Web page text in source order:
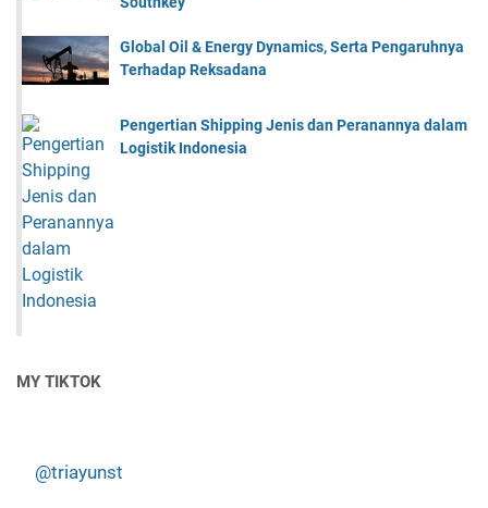
Global Oil & Energy Dynamics, Serta Pengaruhnya
Terhadap Reksadana
Pengertian Shipping Jenis dan Peranannya dalam
Logistik Indonesia
MY TIKTOK
@triayunst